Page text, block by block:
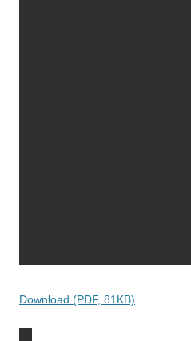
Download (PDF, 81KB)